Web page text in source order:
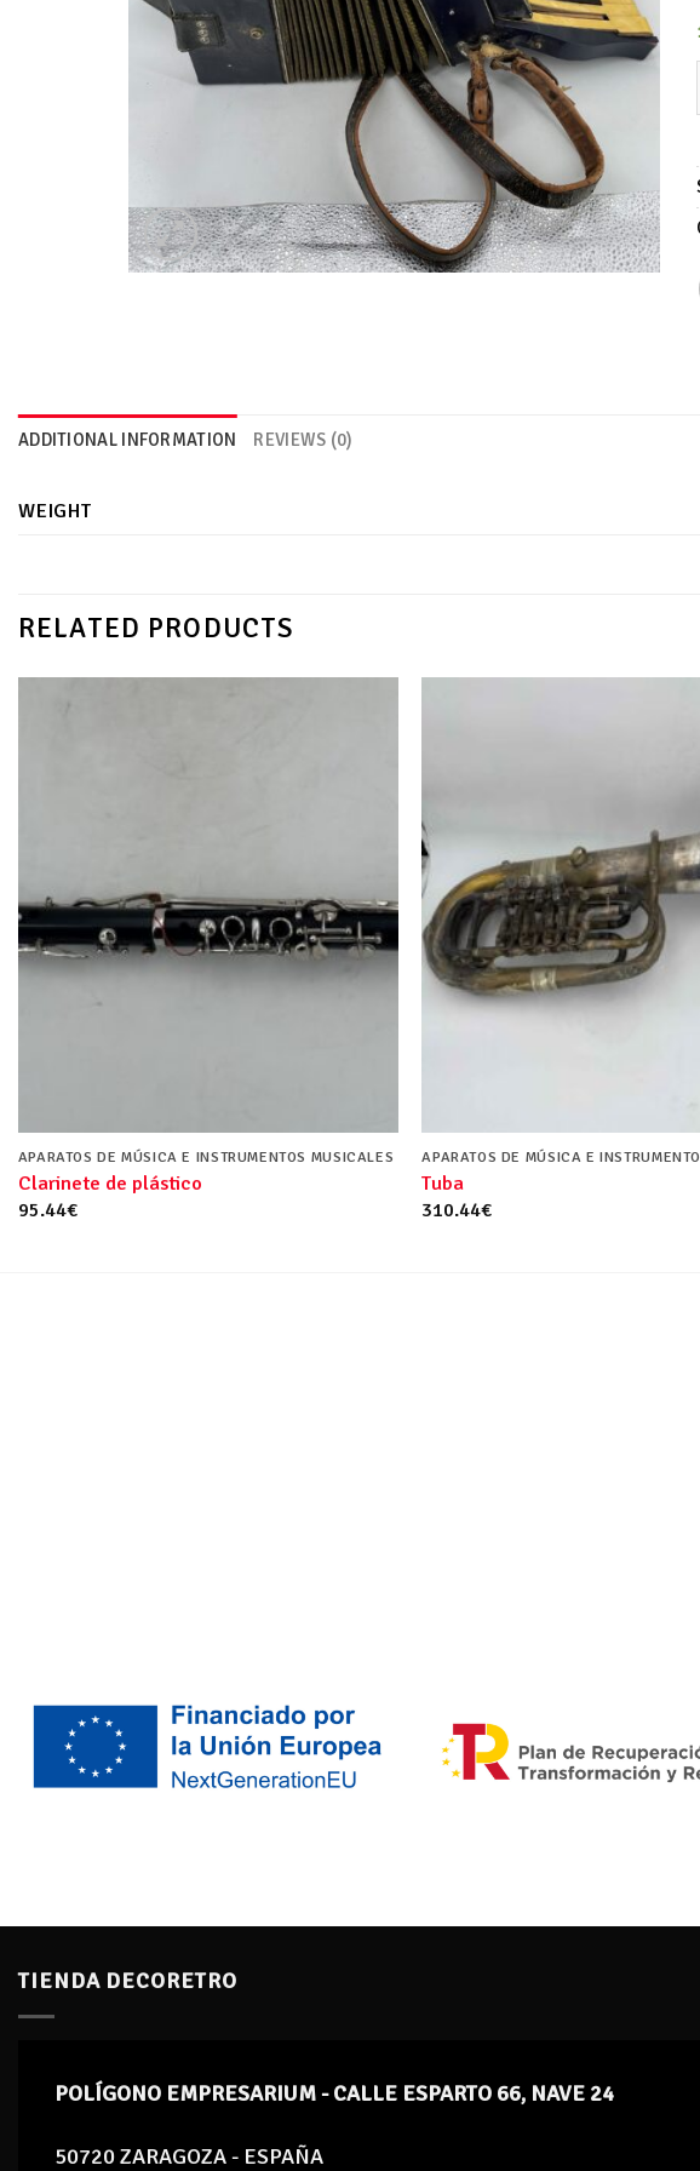
ADDITIONAL INFORMATION REVIEWS (0)
WEIGHT
RELATED PRODUCTS
APARATOS DE MÚSICA E INSTRUMENTOS MUSICALES
Clarinete de plástico
95.44€
APARATOS DE MÚSICA E
Tuba
310.44€
TIENDA DECORETRO
POLÍGONO EMPRESARIUM - CALLE ESPARTO 66, NAVE 24
50720 ZARAGOZA - ESPAÑA